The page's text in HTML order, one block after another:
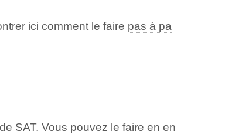
ici comment le faire pas à pa
SAT. Vous pouvez le faire en en